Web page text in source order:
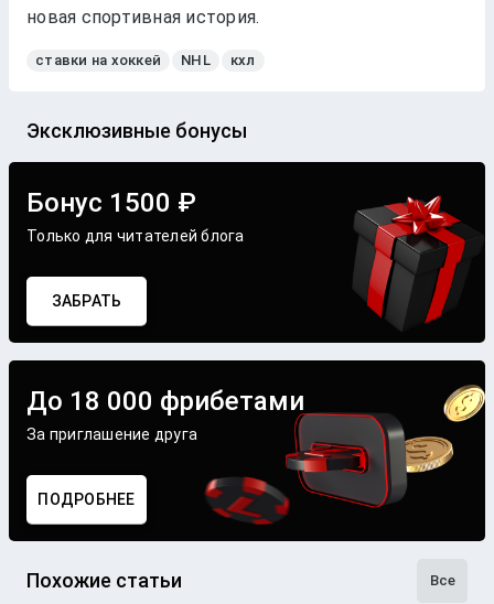
новая спортивная история.
ставки на хоккей NHL кхл
Эксклюзивные бонусы
Бонус 1500 ₽
Только для читателей блога
ЗАБРАТЬ
До 18 000 фрибетами
За приглашение друга
ПОДРОБНЕЕ
Похожие статьи Все